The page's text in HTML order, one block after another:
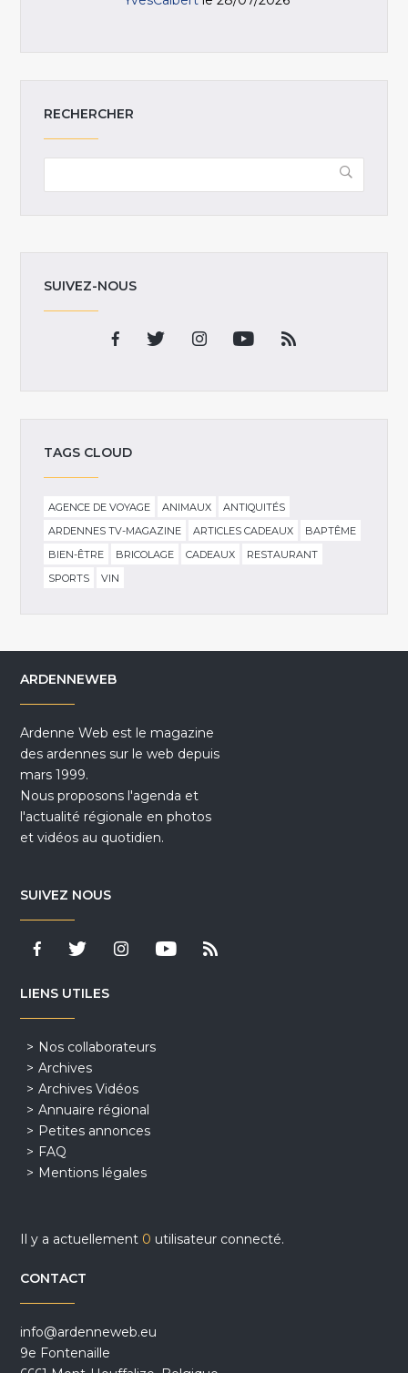
RECHERCHER
SUIVEZ-NOUS
TAGS CLOUD
AGENCE DE VOYAGE ANIMAUX
ANTIQUITÉS
ARDENNES TV-MAGAZINE
ARTICLES CADEAUX
BAPTÊME
BIEN-ÊTRE
BRICOLAGE CADEAUX
RESTAURANT
SPORTS
VIN
ARDENNEWEB
Ardenne Web est le magazine
des ardennes sur le web depuis
mars 1999.
Nous proposons l'agenda et
l'actualité régionale en photos
et vidéos au quotidien.
SUIVEZ NOUS
LIENS UTILES
Nos collaborateurs
Archives
Archives Vidéos
Annuaire régional
Petites annonces
FAQ
Mentions légales
Il y a actuellement 0 utilisateur connecté.
CONTACT
info@ardenneweb.eu
9e Fontenaille